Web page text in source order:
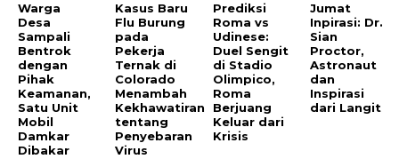
Warga
Desa
Sampali
Bentrok
dengan
Pihak
Keamanan,
Satu Unit
Mobil
Damkar
Dibakar
Kasus Baru
Flu Burung
pada
Pekerja
Ternak di
Colorado
Menambah
Kekhawatiran
tentang
Penyebaran
Virus
Prediksi
Roma vs
Udinese:
Duel Sengit
di Stadio
Olimpico,
Roma
Berjuang
Keluar dari
Krisis
Jumat
Inpirasi: Dr.
Sian
Proctor,
Astronaut
dan
Inspirasi
dari Langit